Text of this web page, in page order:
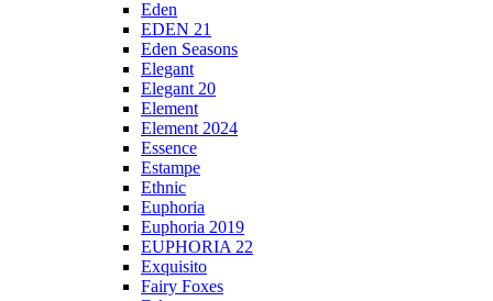
Eden
EDEN 21
Eden Seasons
Elegant
Elegant 20
Element
Element 2024
Essence
Estampe
Ethnic
Euphoria
Euphoria 2019
EUPHORIA 22
Exquisito
Fairy Foxes